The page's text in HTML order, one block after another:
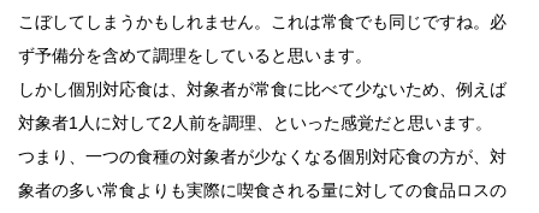
こぼしてしまうかもしれません。これは常食でも同じですね。必
ず予備分を含めて調理をしていると思います。
しかし個別対応食は、対象者が常食に比べて少ないため、例えば
対象者1人に対して2人前を調理、といった感覚だと思います。
つまり、一つの食種の対象者が少なくなる個別対応食の方が、対
象者の多い常食よりも実際に喫食される量に対しての食品ロスの